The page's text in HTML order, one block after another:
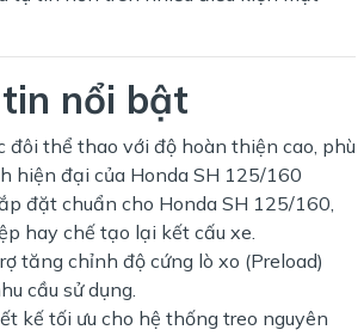
tin nổi bật
đôi thể thao với độ hoàn thiện cao, phù
hiện đại của Honda SH 125/160
đặt chuẩn cho Honda SH 125/160,
hay chế tạo lại kết cấu xe.
tăng chỉnh độ cứng lò xo (Preload)
cầu sử dụng.
kế tối ưu cho hệ thống treo nguyên